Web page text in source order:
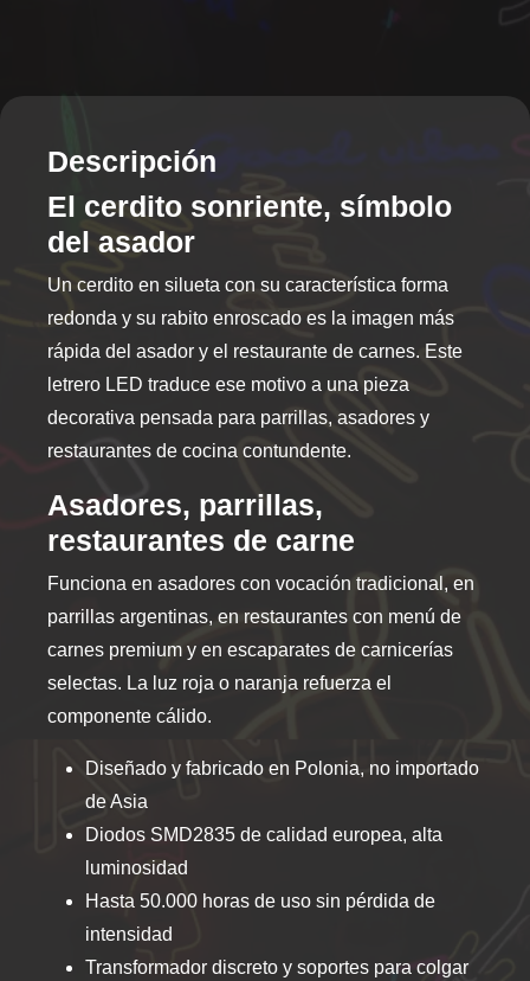
Descripción
El cerdito sonriente, símbolo
del asador
Un cerdito en silueta con su característica forma
redonda y su rabito enroscado es la imagen más
rápida del asador y el restaurante de carnes. Este
letrero LED traduce ese motivo a una pieza
decorativa pensada para parrillas, asadores y
restaurantes de cocina contundente.
Asadores, parrillas,
restaurantes de carne
Funciona en asadores con vocación tradicional, en
parrillas argentinas, en restaurantes con menú de
carnes premium y en escaparates de carnicerías
selectas. La luz roja o naranja refuerza el
componente cálido.
Diseñado y fabricado en Polonia, no importado
de Asia
Diodos SMD2835 de calidad europea, alta
luminosidad
Hasta 50.000 horas de uso sin pérdida de
intensidad
Transformador discreto y soportes para colgar